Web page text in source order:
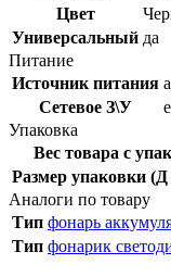
Цвет
Универсальный да
Питание
Источник питания
Сетевое З\У
Упаковка
Вес товара с
Размер упаковки
Аналоги по товару
Тип фонарь
Тип фонарик